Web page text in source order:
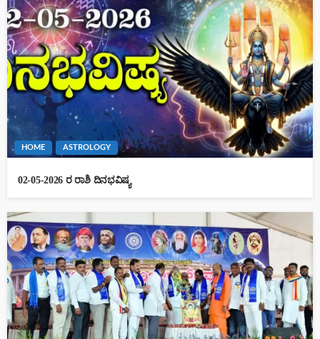
HOME ASTROLOGY
02-05-2026 ರ ರಾಶಿ ದಿನಭವಿಷ್ಯ